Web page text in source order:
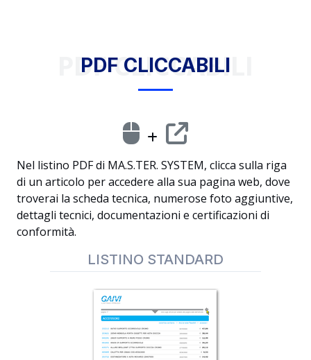
PDF CLICCABILI
PDF CLICCABILI
Nel listino PDF di MA.S.TER. SYSTEM, clicca sulla riga
di un articolo per accedere alla sua pagina web, dove
troverai la scheda tecnica, numerose foto aggiuntive,
dettagli tecnici, documentazioni e certificazioni di
conformità.
LISTINO STANDARD